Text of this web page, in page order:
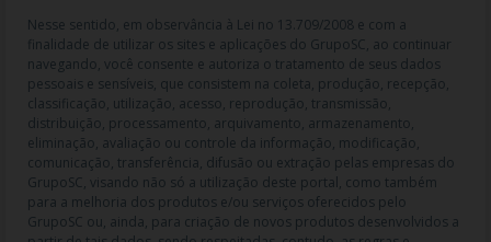
04.307.650/0019-64 | IE: 119.242.793.110 | Endereço R: Olimpíadas, nº
100 2º andar CJ 21 22 - Vila Olímpia - SP | Cep: 04551-000 |
Farmacêutico responsável: Dra. Gislaine Lopes de Jesus - CRF/SP 47509
| AFE: 7.60997-7 | CMVS: 355030801-477-010609-1-0.
As informações contidas neste site não devem ser usadas para
automedicação e não substituem, em hipótese alguma, as orientações
dadas pelo profissional da área médica. Somente o médico está apto a
diagnosticar qualquer problema de saúde e prescrever o tratamento
adequado. Ao persistirem os sintomas, um médico deverá ser
consultado. Os preços, as promoções, o frete e as condições de
pagamento divulgados no site são válidos apenas para compras feitas
Nesse sentido, em observância à Lei no 13.709/2008 e com a
finalidade de utilizar os sites e aplicações do GrupoSC, ao continuar
navegando, você consente e autoriza o tratamento de seus dados
pessoais e sensíveis, que consistem na coleta, produção, recepção,
classificação, utilização, acesso, reprodução, transmissão,
distribuição, processamento, arquivamento, armazenamento,
eliminação, avaliação ou controle da informação, modificação,
comunicação, transferência, difusão ou extração pelas empresas do
GrupoSC, visando não só a utilização deste portal, como também
para a melhoria dos produtos e/ou serviços oferecidos pelo
GrupoSC ou, ainda, para criação de novos produtos desenvolvidos a